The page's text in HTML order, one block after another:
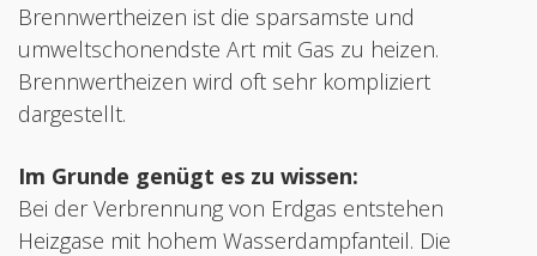
Brennwertheizen ist die sparsamste und
umweltschonendste Art mit Gas zu heizen.
Brennwertheizen wird oft sehr kompliziert
dargestellt.
Im Grunde genügt es zu wissen:
Bei der Verbrennung von Erdgas entstehen
Heizgase mit hohem Wasserdampfanteil. Die